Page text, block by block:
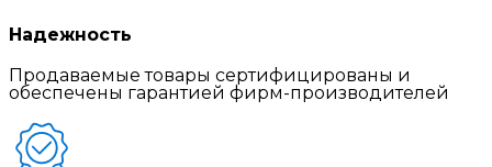
Надежность
Продаваемые товары сертифицированы и
обеспечены гарантией фирм-производителей